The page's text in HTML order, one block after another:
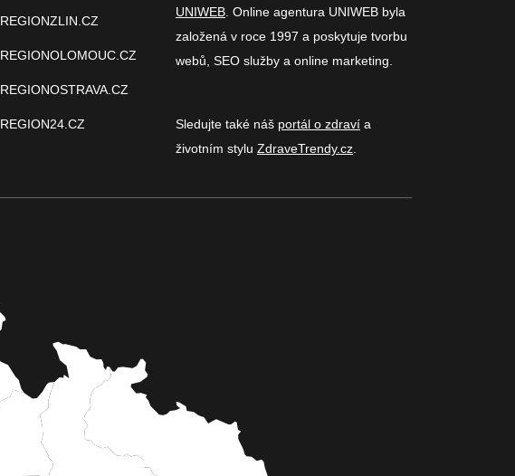
REGIONZLIN.CZ
REGIONOLOMOUC.CZ
REGIONOSTRAVA.CZ
REGION24.CZ
UNIWEB . Online agentura UNIWEB byla
založená v roce 1997 a poskytuje tvorbu
webů, SEO služby a online marketing.
Sledujte také náš portál o zdraví a
životním stylu ZdraveTrendy.cz